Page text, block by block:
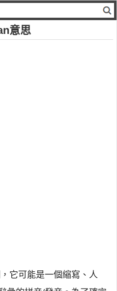
意思
它可能是一個縮寫、人